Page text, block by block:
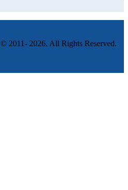
© 2011- 2026. All Rights Reserved.